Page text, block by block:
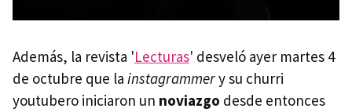
Además, la revista 'Lecturas' desveló ayer martes 4
de octubre que la instagrammery su churri
youtubero iniciaron un noviazgo desde entonces